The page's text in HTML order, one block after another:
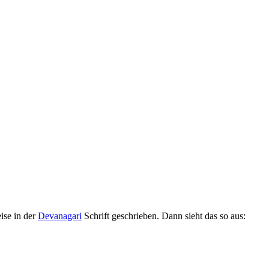
in derDevanagari Schrift geschrieben. Dann sieht das so aus: